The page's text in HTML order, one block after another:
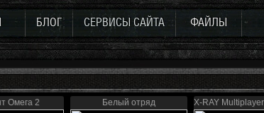
БЛОГ СЕРВИСЫ САЙТА ФАЙЛЫ
Омега 2 Белый отряд X-RAY